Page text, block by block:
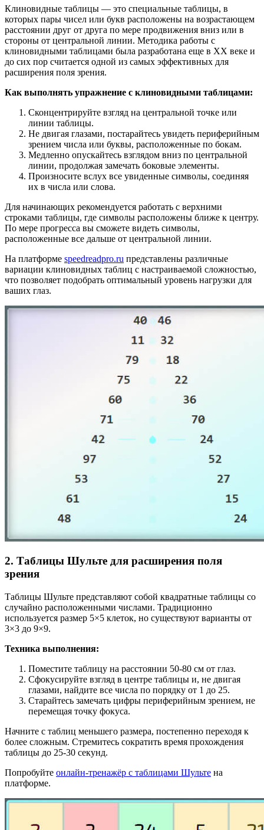
Клиновидные таблицы — это специальные таблицы, в
которых пары чисел или букв расположены на возрастающем
расстоянии друг от друга по мере продвижения вниз или в
стороны от центральной линии. Методика работы с
клиновидными таблицами была разработана еще в XX веке и
до сих пор считается одной из самых эффективных для
расширения поля зрения.
Как выполнять упражнение с клиновидными таблицами:
Сконцентрируйте взгляд на центральной точке или
линии таблицы.
Не двигая глазами, постарайтесь увидеть периферийным
зрением числа или буквы, расположенные по бокам.
Медленно опускайтесь взглядом вниз по центральной
линии, продолжая замечать боковые элементы.
Произносите вслух все увиденные символы, соединяя
их в числа или слова.
Для начинающих рекомендуется работать с верхними
строками таблицы, где символы расположены ближе к центру.
По мере прогресса вы сможете видеть символы,
расположенные все дальше от центральной линии.
На платформе speedreadpro.ru представлены различные
вариации клиновидных таблиц с настраиваемой сложностью,
что позволяет подобрать оптимальный уровень нагрузки для
ваших глаз.
2. Таблицы Шульте для расширения поля
зрения
Таблицы Шульте представляют собой квадратные таблицы со
случайно расположенными числами. Традиционно
используется размер 5×5 клеток, но существуют варианты от
3×3 до 9×9.
Техника выполнения:
Поместите таблицу на расстоянии 50-80 см от глаз.
Сфокусируйте взгляд в центре таблицы и, не двигая
глазами, найдите все числа по порядку от 1 до 25.
Старайтесь замечать цифры периферийным зрением, не
перемещая точку фокуса.
Начните с таблиц меньшего размера, постепенно переходя к
более сложным. Стремитесь сократить время прохождения
таблицы до 25-30 секунд.
Попробуйте онлайн-тренажёр с таблицами Шульте на
платформе.